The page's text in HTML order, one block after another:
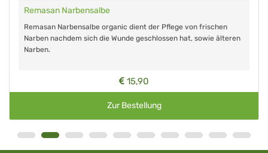
Remasan Narbensalbe
Remasan Narbensalbe organic dient der Pflege von frischen
Narben nachdem sich die Wunde geschlossen hat, sowie älteren
Narben.
15,90
Zur Bestellung